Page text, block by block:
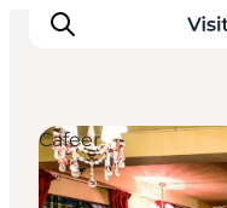
Cafeer